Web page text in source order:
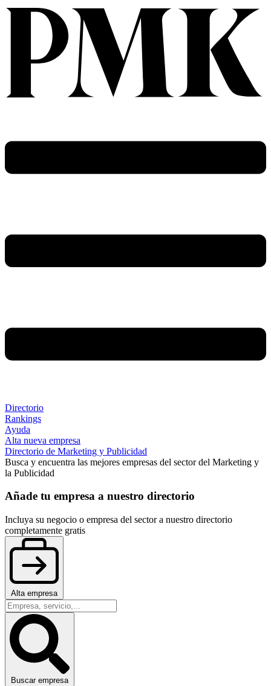
Directorio
Rankings
Ayuda
Alta nueva empresa
Directorio de Marketing y Publicidad
Busca y encuentra las mejores empresas del sector del Marketing y
la Publicidad
Añade tu empresa a nuestro directorio
Incluya su negocio o empresa del sector a nuestro directorio
completamente gratis
Alta empresa
Buscar empresa